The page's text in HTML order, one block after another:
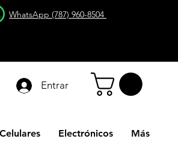
WhatsApp (787) 960-8504
Entrar
Celulares Electrónicos Más